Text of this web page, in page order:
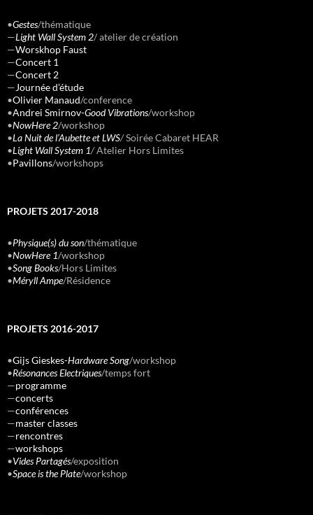
•Gestes/thématique
—Light Wall System 2/ atelier de création
—Worskhop Faust
—Concert 1
—Concert 2
—Journée d’étude
•Olivier Manaud/conference
•Andrei Smirnov-Good Vibrations/workshop
•NowHere 2/workshop
•La Nuit de l’Aubette et LWS/Soirée Cabaret HEAR
•Light Wall System 1/Atelier Hors Limites
•Pavillons/workshops
PROJETS 2017-2018
•Physique(s) du son/thématique
•NowHere 1/workshop
•Song Books/Hors Limites
•Méryll Ampe/Résidence
PROJETS 2016-2017
•Gijs Gieskes-Hardware Song/workshop
•Résonances Electriques/temps fort
—programme
—concerts
—conférences
—master classes
—rencontres
—workshops
•Vides Partagés/exposition
•Space is the Plate/workshop